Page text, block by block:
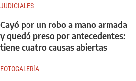
JUDICIALES
Cayó por un robo a mano armada
y quedó preso por antecedentes:
tiene cuatro causas abiertas
FOTOGALERÍA